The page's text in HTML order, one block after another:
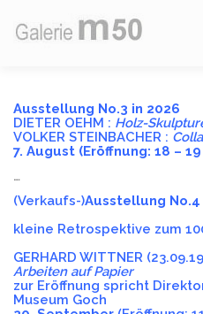
Inhalt
springen
Ausstellung No.3 in 2026
DIETER OEHM : Holz-
VOLKER STEINBACHER :
7. August (Eröffnung: 18 –
…
(Verkaufs-)
kleine Retrospektive
GERHARD WITTNER
Arbeiten auf Papier
zur Eröffnung spricht
Museum Goch